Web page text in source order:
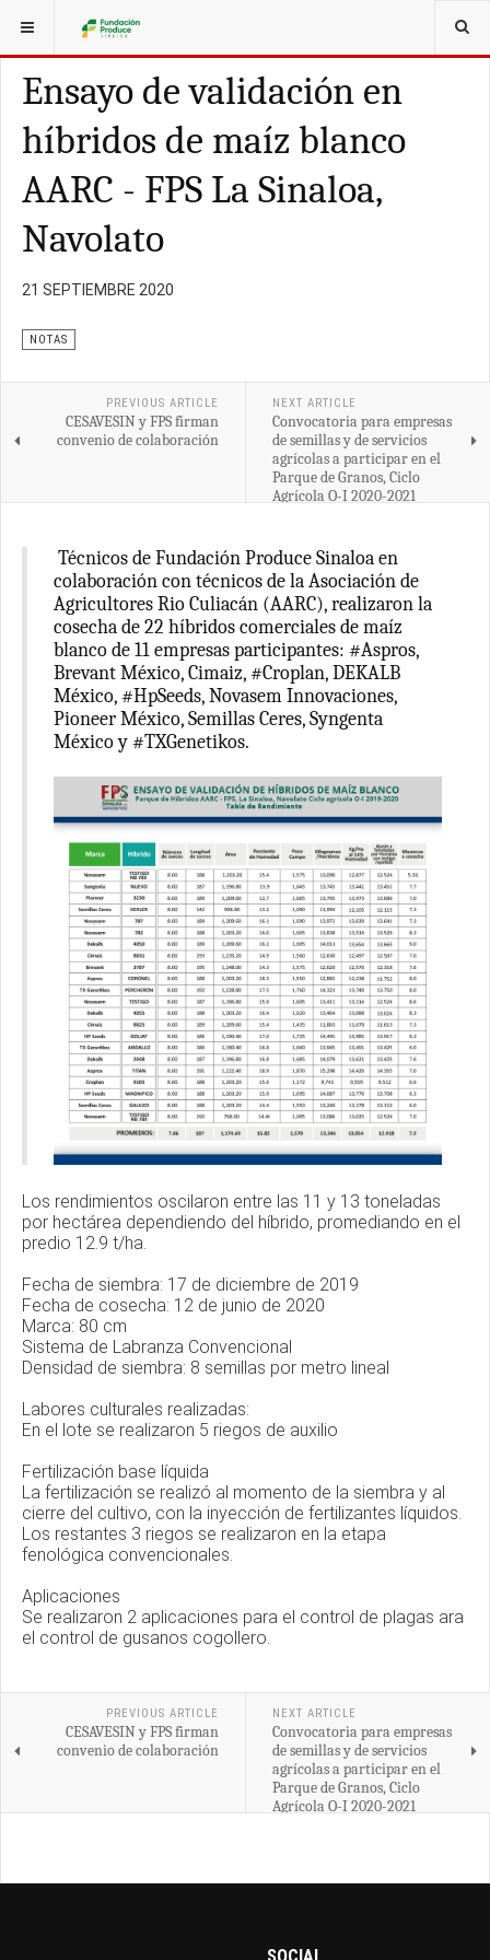
ESTÁ AQUÍ: ARTÍCULOS
Ensayo de validación en
híbridos de maíz blanco
AARC - FPS La Sinaloa,
Navolato
21 SEPTIEMBRE 2020
NOTAS
PREVIOUS ARTICLE
CESAVESIN y FPS firman
convenio de colaboración
NEXT ARTICLE
Convocatoria para empresas
de semillas y de servicios
agrícolas a participar en el
Parque de Granos, Ciclo
Agrícola O-I 2020-2021
Técnicos de Fundación Produce Sinaloa en
colaboración con técnicos de la Asociación de
Agricultores Rio Culiacán (AARC), realizaron la
cosecha de 22 híbridos comerciales de maíz
blanco de 11 empresas participantes: #Aspros,
Brevant México, Cimaiz, #Croplan, DEKALB
México, #HpSeeds, Novasem Innovaciones,
Pioneer México, Semillas Ceres, Syngenta
México y #TXGenetikos.
Los rendimientos oscilaron entre las 11 y 13 toneladas
por hectárea dependiendo del híbrido, promediando en el
predio 12.9 t/ha.
Fecha de siembra: 17 de diciembre de 2019
Fecha de cosecha: 12 de junio de 2020
Marca: 80 cm
Sistema de Labranza Convencional
Densidad de siembra: 8 semillas por metro lineal
Labores culturales realizadas:
En el lote se realizaron 5 riegos de auxilio
Fertilización base líquida
La fertilización se realizó al momento de la siembra y al
cierre del cultivo, con la inyección de fertilizantes líquidos.
Los restantes 3 riegos se realizaron en la etapa
fenológica convencionales.
Aplicaciones
Se realizaron 2 aplicaciones para el control de plagas ara
el control de gusanos cogollero.
PREVIOUS ARTICLE
CESAVESIN y FPS firman
convenio de colaboración
NEXT ARTICLE
Convocatoria para empresas
de semillas y de servicios
agrícolas a participar en el
Parque de Granos, Ciclo
Agrícola O-I 2020-2021